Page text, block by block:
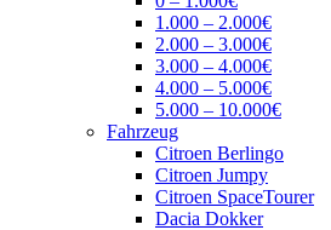
1.000 – 2.000€
2.000 – 3.000€
3.000 – 4.000€
4.000 – 5.000€
5.000 – 10.000€
Fahrzeug
Citroen Berlingo
Citroen Jumpy
Citroen SpaceTourer
Dacia Dokker